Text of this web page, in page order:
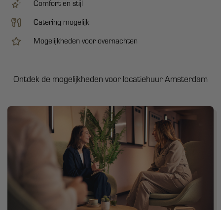
Comfort en stijl
Catering mogelijk
Mogelijkheden voor overnachten
Ontdek de mogelijkheden voor locatiehuur Amsterdam